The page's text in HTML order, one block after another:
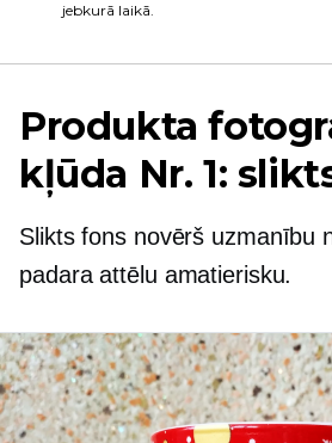
jebkurā laikā.
Produkta
kļūda Nr. 1:
Slikts fons novērš uzmanību
padara attēlu amatierisku.